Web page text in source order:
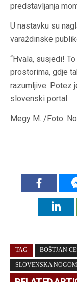
predstavljanja
U nastavku su
varaždinske
“Hvala, susjedi!
prostorima, gdje
razumljive. Potez
slovenski portal.
Megy M. /Foto:
TAG BOŠTJAN
SLOVENSKA